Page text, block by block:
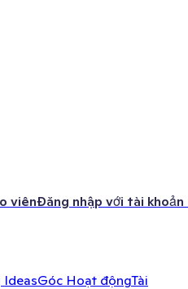
viênĐăng nhập với tài khoản
IdeasGóc Hoạt độngTài